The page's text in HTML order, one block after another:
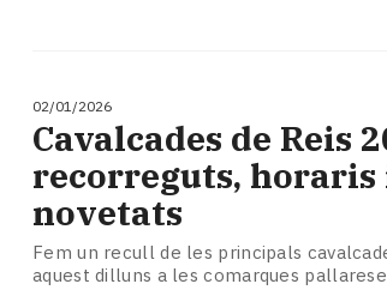
la
teva!
Subscriptors
newsletter
del
Pallars
02/01/2026
Cavalcades de Reis
recorreguts, horaris
novetats
Fem un recull de les principals
aquest dilluns a les comarques